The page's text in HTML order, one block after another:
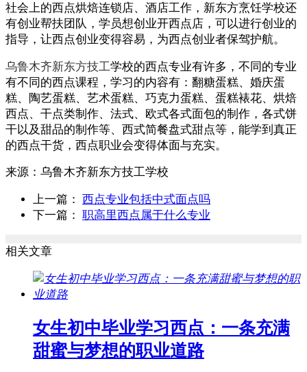
社会上的西点烘焙连锁店、酒店工作，新东方烹饪学校还
有创业帮扶团队，学员想创业开西点店，可以进行创业的
指导，让西点创业变得容易，为西点创业者保驾护航。
乌鲁木齐新东方技工学校的西点专业有许多，不同的专业
有不同的西点课程，学习的内容有：翻糖蛋糕、婚庆蛋
糕、陶艺蛋糕、艺术蛋糕、巧克力蛋糕、蛋糕裱花、烘焙
西点、干点类制作、法式、欧式各式面包的制作，各式饼
干以及甜品的制作等、西式简餐盘式甜点等，能学到真正
的西点干货，西点职业会变得体面与充实。
来源： 乌鲁木齐新东方技工学校
上一篇： 西点专业包括中式面点吗
下一篇： 职高里西点属于什么专业
相关文章
女生初中毕业学习西点：一条充满
甜蜜与梦想的职业道路